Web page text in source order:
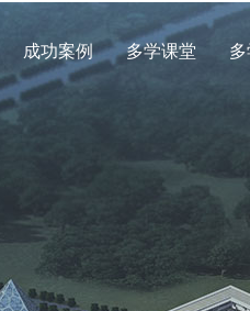
成功案例 多学课堂